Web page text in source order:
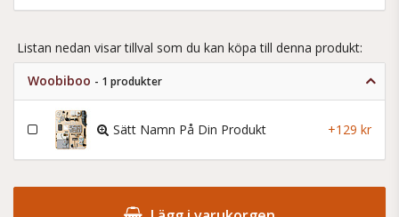
Listan nedan visar tillval som du kan köpa till denna produkt:
Woobiboo - 1 produkter
Sätt Namn På Din Produkt +129 kr